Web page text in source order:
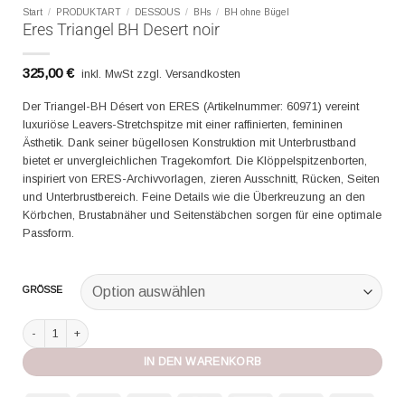
Start / PRODUKTART / DESSOUS / BHs / BH ohne Bügel
Eres Triangel BH Desert noir
325,00€ inkl. MwSt zzgl. Versandkosten
Der Triangel-BH Désert von ERES (Artikelnummer: 60971) vereint
luxuriöse Leavers-Stretchspitze mit einer raffinierten, femininen
Ästhetik. Dank seiner bügellosen Konstruktion mit Unterbrustband
bietet er unvergleichlichen Tragekomfort. Die Klöppelspitzenborten,
inspiriert von ERES-Archivvorlagen, zieren Ausschnitt, Rücken, Seiten
und Unterbrustbereich. Feine Details wie die Überkreuzung an den
Körbchen, Brustabnäher und Seitenstäbchen sorgen für eine optimale
Passform.​
GRÖSSE
Eres Triangel BH Desert noir Menge
IN DEN WARENKORB